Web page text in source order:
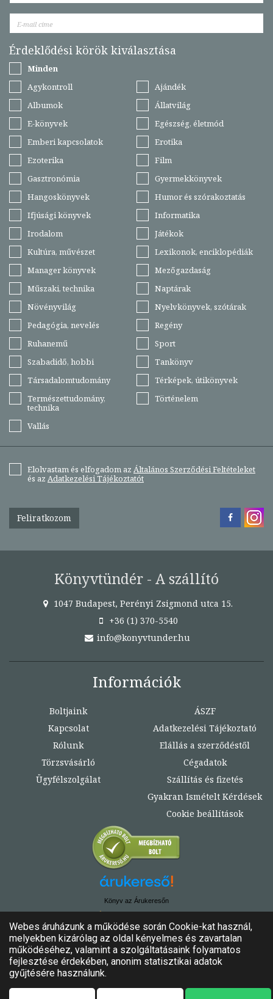
Érdeklődési körök kiválasztása
Minden
Agykontroll
Ajándék
Albumok
Állatvilág
E-könyvek
Egészség, életmód
Emberi kapcsolatok
Erotika
Ezoterika
Film
Gasztronómia
Gyermekkönyvek
Hangoskönyvek
Humor és szórakoztatás
Ifjúsági könyvek
Informatika
Irodalom
Játékok
Kultúra, művészet
Lexikonok, enciklopédiák
Manager könyvek
Mezőgazdaság
Műszaki, technika
Naptárak
Növényvilág
Nyelvkönyvek, szótárak
Pedagógia, nevelés
Regény
Ruhanemű
Sport
Szabadidő, hobbi
Tankönyv
Társadalomtudomány
Térképek, útikönyvek
Természettudomány,
technika
Történelem
Vallás
Elolvastam és elfogadom az Általános Szerződési Feltételeket
és az Adatkezelési Tájékoztatót
Feliratkozom
Könyvtündér - A szállító
1047 Budapest, Perényi Zsigmond utca 15.
+36 (1) 370-5540
info@konyvtunder.hu
Információk
Boltjaink
Kapcsolat
Rólunk
Törzsvásárló
Ügyfélszolgálat
ÁSZF
Adatkezelési Tájékoztató
Elállás a szerződéstől
Cégadatok
Szállítás és fizetés
Gyakran Ismételt Kérdések
Cookie beállítások
Könyv az Árukeresőn